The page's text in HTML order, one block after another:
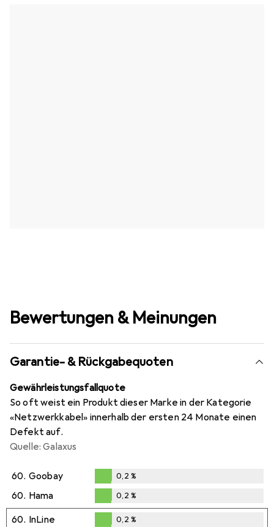
Bewertungen & Meinungen
Garantie- & Rückgabequoten
Gewährleistungsfallquote
So oft weist ein Produkt dieser Marke in der Kategorie
«Netzwerkkabel» innerhalb der ersten 24 Monate einen
Defekt auf.
Quelle: Galaxus
60. Goobay
0,2%
0,2 %
60. Hama
0,2%
0,2 %
60. InLine 0,2 %